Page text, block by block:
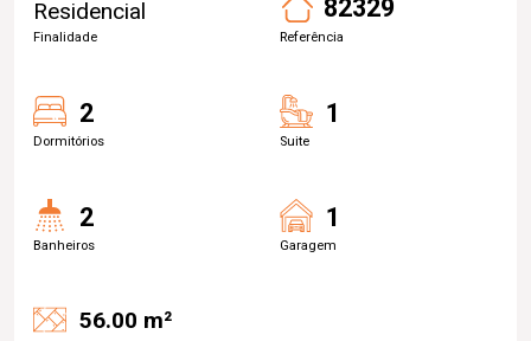
Residencial
Finalidade
82329
Referência
2
Dormitórios
1
Suite
2
Banheiros
1
Garagem
56.00 m²